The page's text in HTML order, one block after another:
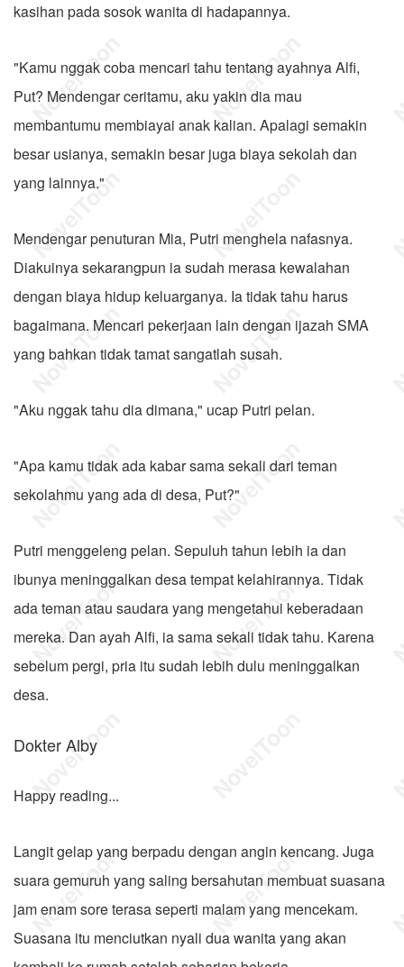
kasihan pada sosok wanita di hadapannya.
"Kamu nggak coba mencari tahu tentang ayahnya Alfi,
Put? Mendengar ceritamu, aku yakin dia mau
membantumu membiayai anak kalian. Apalagi semakin
besar usianya, semakin besar juga biaya sekolah dan
yang lainnya."
Mendengar penuturan Mia, Putri menghela nafasnya.
Diakuinya sekarangpun ia sudah merasa kewalahan
dengan biaya hidup keluarganya. Ia tidak tahu harus
bagaimana. Mencari pekerjaan lain dengan ijazah SMA
yang bahkan tidak tamat sangatlah susah.
"Aku nggak tahu dia dimana," ucap Putri pelan.
"Apa kamu tidak ada kabar sama sekali dari teman
sekolahmu yang ada di desa, Put?"
Putri menggeleng pelan. Sepuluh tahun lebih ia dan
ibunya meninggalkan desa tempat kelahirannya. Tidak
ada teman atau saudara yang mengetahui keberadaan
mereka. Dan ayah Alfi, ia sama sekali tidak tahu. Karena
sebelum pergi, pria itu sudah lebih dulu meninggalkan
desa.
Dokter Alby
Happy reading...
Langit gelap yang berpadu dengan angin kencang. Juga
suara gemuruh yang saling bersahutan membuat suasana
jam enam sore terasa seperti malam yang mencekam.
Suasana itu menciutkan nyali dua wanita yang akan